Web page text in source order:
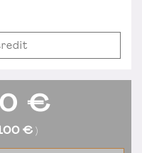
€
€ )